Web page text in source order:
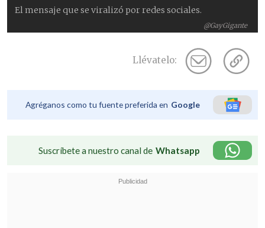
@GayGigante
El mensaje que se viralizó por redes sociales.
Llévatelo:
Agréganos como tu fuente preferida en Google
Suscríbete a nuestro canal de Whatsapp